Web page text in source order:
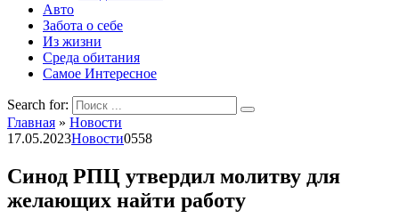
Авто
Забота о себе
Из жизни
Среда обитания
Самое Интересное
Search for:
Главная » Новости
17.05.2023Новости0558
Синод РПЦ утвердил молитву для
желающих найти работу